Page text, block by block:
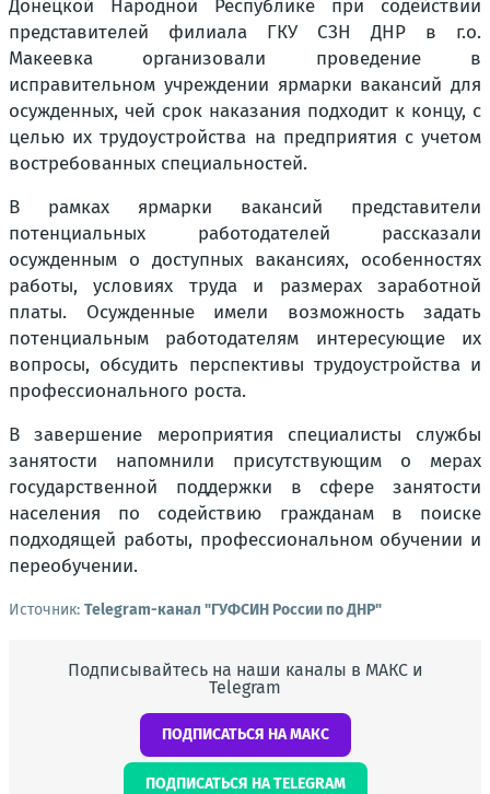
Донецкой Народной Республике при содействии
представителей филиала ГКУ СЗН ДНР в г.о.
Макеевка организовали проведение в
исправительном учреждении ярмарки вакансий для
осужденных, чей срок наказания подходит к концу, с
целью их трудоустройства на предприятия с учетом
востребованных специальностей.
В рамках ярмарки вакансий представители
потенциальных работодателей рассказали
осужденным о доступных вакансиях, особенностях
работы, условиях труда и размерах заработной
платы. Осужденные имели возможность задать
потенциальным работодателям интересующие их
вопросы, обсудить перспективы трудоустройства и
профессионального роста.
В завершение мероприятия специалисты службы
занятости напомнили присутствующим о мерах
государственной поддержки в сфере занятости
населения по содействию гражданам в поиске
подходящей работы, профессиональном обучении и
переобучении.
Источник: Telegram-канал "ГУФСИН России по ДНР"
Подписывайтесь на наши каналы в МАКС и
Telegram
ПОДПИСАТЬСЯ НА МАКС
ПОДПИСАТЬСЯ НА TELEGRAM